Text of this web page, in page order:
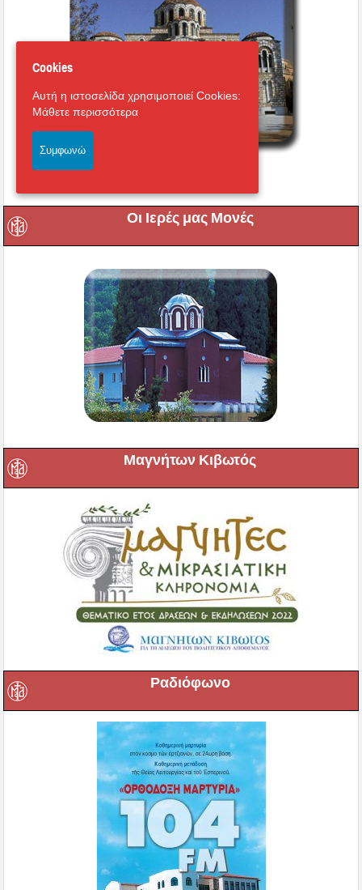
Οι Ιερές μας Μονές
Μαγνήτων Κιβωτός
Ραδιόφωνο
Cookies
Αυτή η ιστοσελίδα χρησιμοποιεί Cookies:
Μάθετε περισσότερα
Συμφωνώ